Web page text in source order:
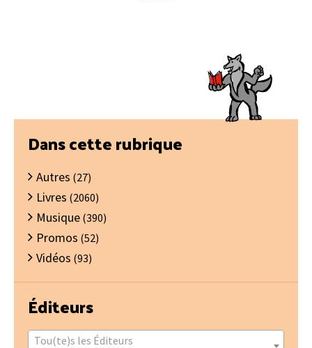
Barre
latérale
principale
Dans cette rubrique
Autres (27)
Livres (2060)
Musique (390)
Promos (52)
Vidéos (93)
Éditeurs
Tou(te)s les Éditeurs